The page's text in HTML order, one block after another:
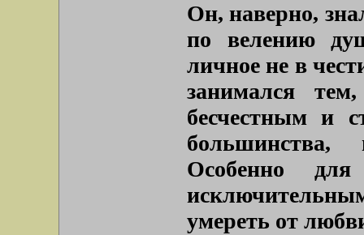
Он, наверно,
по велению
личное не в
занимался
бесчестным и
Особенно
умереть от